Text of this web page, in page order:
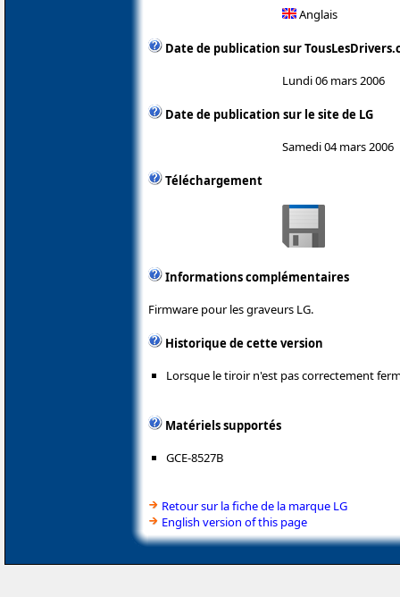
Anglais
Date de publication sur
Lundi 06 mars 2006
Date de publication sur le site de LG
Samedi 04 mars 2006
Téléchargement
Informations complémentaires
Firmware pour les graveurs LG.
Historique de cette version
Lorsque le tiroir n'est pas correctement
Matériels supportés
GCE-8527B
Retour sur la fiche de la marque LG
English version of this page